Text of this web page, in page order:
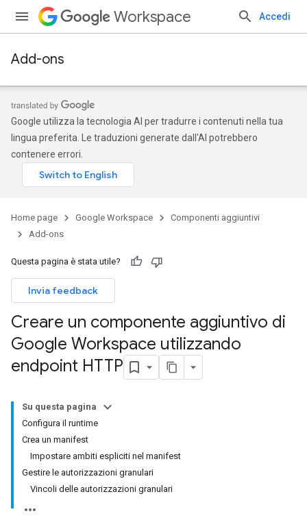
Workspace Accedi
Add-ons
Google utilizza la tecnologia AI per tradurre i contenuti nella tua
lingua preferita. Le traduzioni generate dall'AI potrebbero
contenere errori.
Home page Google Workspace
Componenti aggiuntivi
Add-ons
Questa pagina è stata utile?
Invia feedback
Creare un componente aggiuntivo di
Google Workspace utilizzando
endpoint HTTP
Su questa pagina
Configura il runtime
Crea un manifest
Impostare ambiti espliciti nel manifest
Gestire le autorizzazioni granulari
Vincoli delle autorizzazioni granulari